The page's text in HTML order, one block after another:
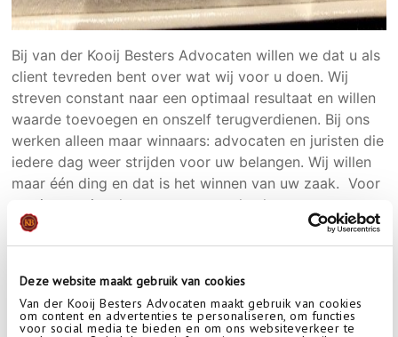
Deze website maakt gebruik van cookies
Van der Kooij Besters Advocaten maakt gebruik van cookies
om content en advertenties te personaliseren, om functies
voor social media te bieden en om ons websiteverkeer te
Bij van der Kooij Besters Advocaten willen we dat u als
client tevreden bent over wat wij voor u doen. Wij
streven constant naar een optimaal resultaat en willen
waarde toevoegen en onszelf terugverdienen. Bij ons
werken alleen maar winnaars: advocaten en juristen die
iedere dag weer strijden voor uw belangen. Wij willen
maar één ding en dat is het winnen van uw zaak. Voor
ons is uw winst het grootste geschenk.